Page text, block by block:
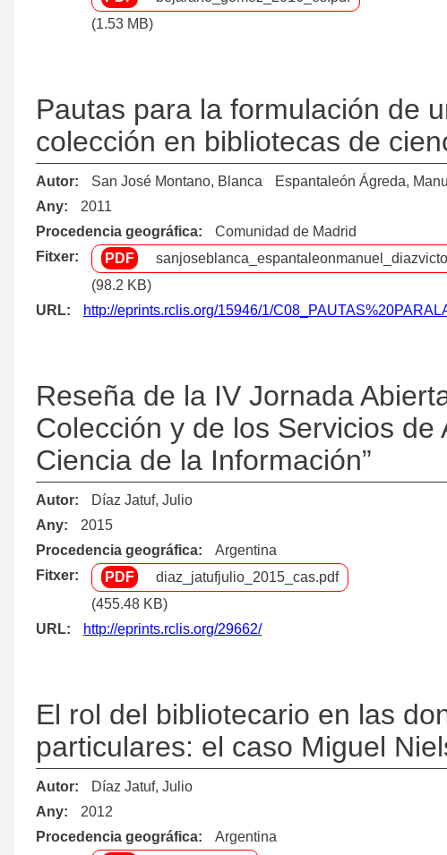
(1.53 MB)
Pautas para la formulación de
colección en bibliotecas de
Autor San José Montano, Blanca Espantaleón Ágreda,
Any
2011
Procedencia geográfica
Comunidad de Madrid
Fitxer
(98.2 KB)
URL
http://eprints.rclis.org/15946/1/
Reseña de la IV Jornada
Colección y de los Servicios de
Ciencia de la Información”
Autor
Díaz Jatuf, Julio
Any
2015
Procedencia geográfica
Argentina
Fitxer
diaz_jatufjulio_2015_cas.pdf
(455.48 KB)
URL
http://eprints.rclis.org/29662/
El rol del bibliotecario en las
particulares: el caso Miguel
Autor
Díaz Jatuf, Julio
Any
2012
Procedencia geográfica
Argentina